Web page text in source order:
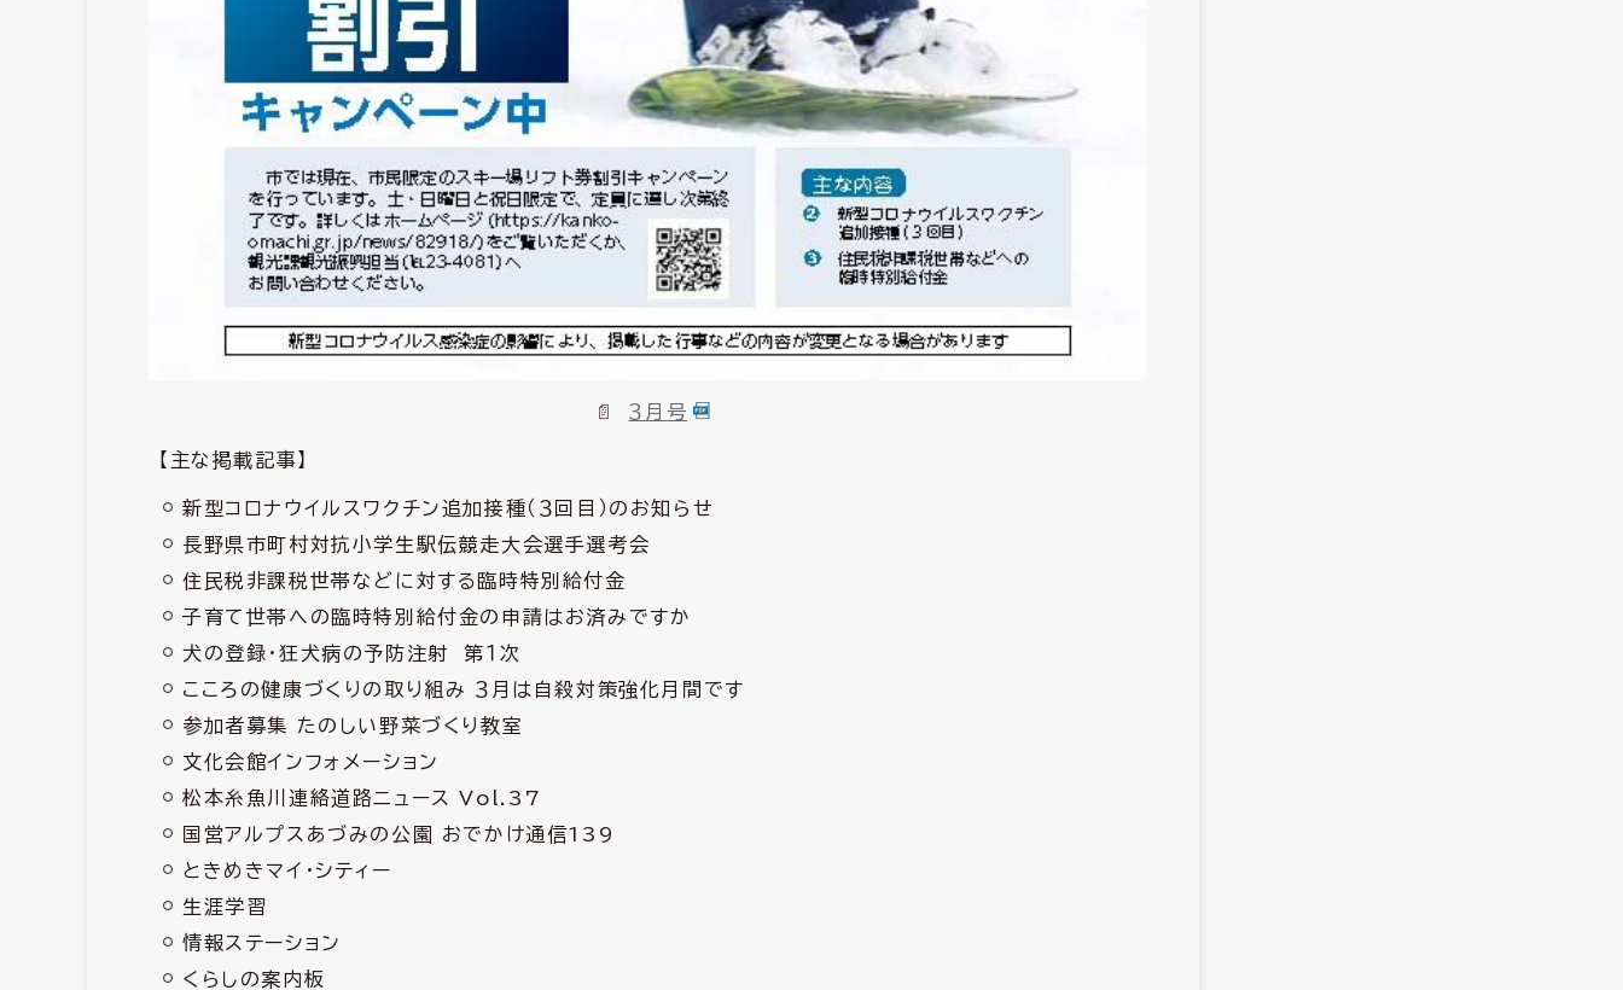
３月号
【主な掲載記事】
新型コロナウイルスワクチン追加接種（３回目）のお知らせ
長野県市町村対抗小学生駅伝競走大会選手選考会
住民税非課税世帯などに対する臨時特別給付金
子育て世帯への臨時特別給付金の申請はお済みですか
犬の登録・狂犬病の予防注射 第１次
こころの健康づくりの取り組み ３月は自殺対策強化月間です
参加者募集 たのしい野菜づくり教室
文化会館インフォメーション
松本糸魚川連絡道路ニュース Vol.37
国営アルプスあづみの公園 おでかけ通信139
ときめきマイ・シティー
生涯学習
情報ステーション
くらしの案内板